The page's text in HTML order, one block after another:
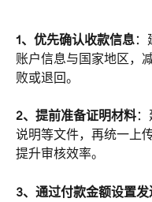
1、优先确认收款信息
账户信息与国家地区，
败或退回。
2、提前准备证明材料
说明等文件，再统一上
提升审核效率。
3、通过付款金额设置